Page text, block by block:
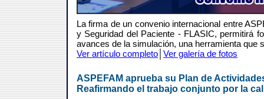
La firma de un convenio internacional entre
y Seguridad del Paciente - FLASIC, permitirá
avances de la simulación, una herramienta
Ver artículo completo Ver galería de fotos
ASPEFAM aprueba su Plan de
Reafirmando el trabajo conjunto por la